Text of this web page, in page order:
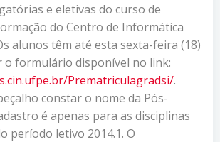
e eletivas do curso de
do Centro de Informática
alunos têm até esta sexta-feira (18)
o formulário disponível no link:
Prematriculagradsi/.
constar o nome da Pós-
é apenas para as disciplinas
período letivo 2014.1. O